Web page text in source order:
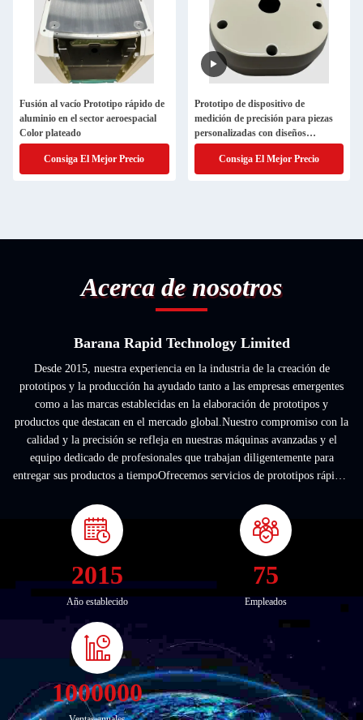
Fusión al vacío Prototipo rápido de
aluminio en el sector aeroespacial
Color plateado
Consiga El Mejor Precio
Prototipo de dispositivo de
medición de precisión para piezas
personalizadas con diseños
complejos
Consiga El Mejor Precio
Acerca de nosotros
Barana Rapid Technology Limited
Desde 2015, nuestra experiencia en la industria de la creación de
prototipos y la producción ha ayudado tanto a las empresas emergentes
como a las marcas establecidas en la elaboración de prototipos y
productos que destacan en el mercado global.Nuestro compromiso con la
calidad y la precisión se refleja en nuestras máquinas avanzadas y el
equipo dedicado de profesionales que trabajan diligentemente para
entregar sus productos a tiempoOfrecemos servicios de prototipos rápidos
2015
Año establecido
75
Empleados
1000000